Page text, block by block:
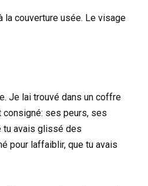
la couverture usée. Le visage
Je lai trouvé dans un coffre
consigné: ses peurs, ses
tu avais glissé des
pour laffaiblir, que tu avais